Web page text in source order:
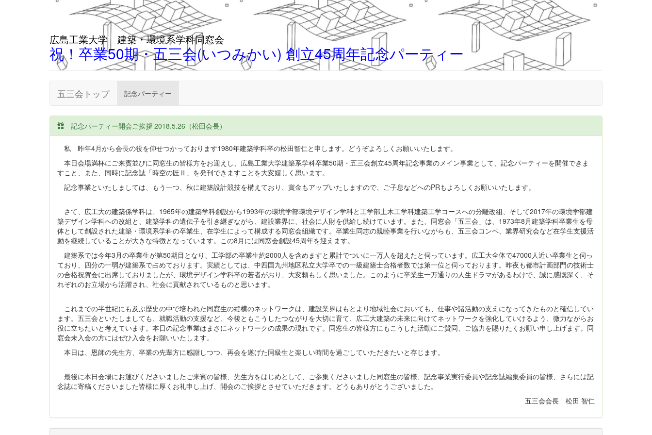
広島工業大学 建築・環境系学科同窓会
祝！卒業50期・五三会(いつみかい) 創立45周年記念パーティー
五三会トップ 記念パーティー
記念パーティー開会ご挨拶 2018.5.26（松田会長）
私 昨年4月から会長の役を仰せつかっております1980年建築学科卒の松田智仁と申します。どうぞよろしくお願いいたします。
本日会場満杯にご来賓並びに同窓生の皆様方をお迎えし、広島工業大学建築系学科卒業50期・五三会創立45周年記念事業のメイン事業として、記念パーティーを開催できま
すこと、また、同時に記念誌「時空の匠Ⅱ」を発刊できますことを大変嬉しく思います。
記念事業といたしましては、もう一つ、秋に建築設計競技を構えており、賞金もアップいたしますので、ご子息などへのPRもよろしくお願いいたします。
さて、広工大の建築係学科は、1965年の建築学科創設から1993年の環境学部環境デザイン学科と工学部土木工学科建築工学コースへの分離改組、そして2017年の環境学部建
築デザイン学科への改組と、建築学科の遺伝子を引き継ぎながら、建設業界に、社会に人財を供給し続けています。また、同窓会「五三会」は、1973年8月建築学科卒業生を母
体として創設された建築・環境系学科の卒業生、在学生によって構成する同窓会組織です。卒業生同志の親睦事業を行いながらも、五三会コンペ、業界研究会など在学生支援活
動を継続していることが大きな特徴となっています。この8月には同窓会創設45周年を迎えます。
建築系では今年3月の卒業生が第50期目となり、工学部の卒業生約2000人を含めますと累計でついに一万人を超えたと伺っています。広工大全体で47000人近い卒業生と伺っ
ており、四分の一弱が建築系で占めております。実績としては、中四国九州地区私立大学卒での一級建築士合格者数では第一位と伺っております。昨夜も都市計画部門の技術士
の合格祝賀会に出席しておりましたが、環境デザイン学科卒の若者がおり、大変頼もしく思いました。このように卒業生一万通りの人生ドラマがあるわけで、誠に感慨深く、そ
れぞれのお立場から活躍され、社会に貢献されているものと思います。
これまでの半世紀にも及ぶ歴史の中で培われた同窓生の縦横のネットワークは、建設業界はもとより地域社会においても、仕事や諸活動の支えになってきたものと確信してい
ます。五三会といたしましても、就職活動の支援など、今後ともこうしたつながりを大切に育て、広工大建築の未来に向けてネットワークを強化していけるよう、微力ながらお
役に立ちたいと考えています。本日の記念事業はまさにネットワークの成果の現れです。同窓生の皆様方にもこうした活動にご賛同、ご協力を賜りたくお願い申し上げます。同
窓会未入会の方にはぜひ入会をお願いいたします。
本日は、恩師の先生方、卒業の先輩方に感謝しつつ、再会を遂げた同級生と楽しい時間を過ごしていただきたいと存じます。
最後に本日会場にお運びくださいましたご来賓の皆様、先生方をはじめとして、ご参集くださいました同窓生の皆様、記念事業実行委員や記念誌編集委員の皆様、さらには記
念誌に寄稿くださいました皆様に厚くお礼申し上げ、開会のご挨拶とさせていただきます。どうもありがとうございました。
五三会会長 松田 智仁